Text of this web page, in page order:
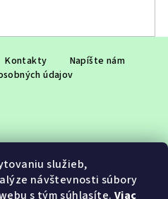
služieb,
návštevnosti súbory
s tým súhlasíte. Viac
Kontakty
Napíšte nám
údajov